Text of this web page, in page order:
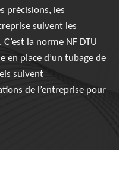
précisions, les
suivent les
la norme NF DTU
en place d’un tubage de
suivent
de l’entreprise pour